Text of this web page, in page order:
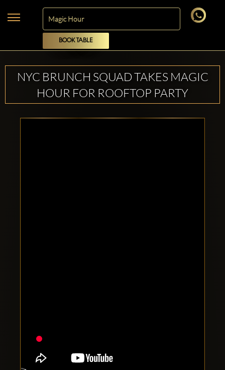
BOOK TABLE
NYC BRUNCH SQUAD TAKES MAGIC
HOUR FOR ROOFTOP PARTY